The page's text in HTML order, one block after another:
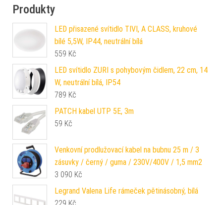
Produkty
LED přisazené svítidlo TIVI, A CLASS, kruhové
bílé 5,5W, IP44, neutrální bílá
559 Kč
LED svítidlo ZURI s pohybovým čidlem, 22 cm, 14
W, neutrální bílá, IP54
789 Kč
PATCH kabel UTP 5E, 3m
59 Kč
Venkovní prodlužovací kabel na bubnu 25 m / 3
zásuvky / černý / guma / 230V/400V / 1,5 mm2
3 090 Kč
Legrand Valena Life rámeček pětinásobný, bílá